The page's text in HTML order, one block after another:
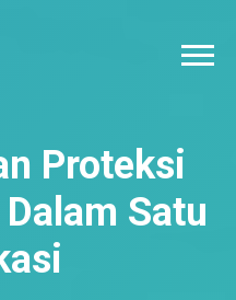
Proteksi
Satu